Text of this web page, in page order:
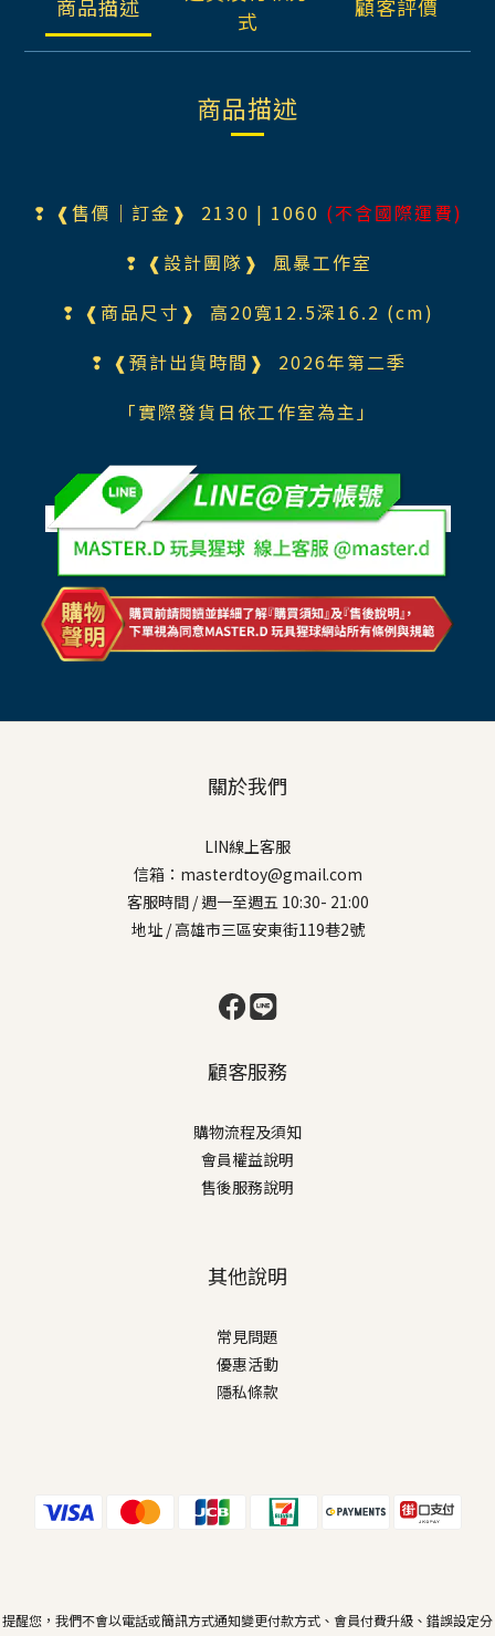
商品描述
式
顧客評價
商品描述
❢ ❰售價｜訂金❱ 2130 | 1060 (不含國際運費)
❢ ❰設計團隊❱ 風暴工作室
❢ ❰商品尺寸❱ 高20寬12.5深16.2 (cm)
❢ ❰預計出貨時間❱ 2026年第二季
「實際發貨日依工作室為主」
關於我們
LIN線上客服
信箱：masterdtoy@gmail.com
客服時間 / 週一至週五 10:30- 21:00
地址 / 高雄市三區安東街119巷2號
顧客服務
購物流程及須知
會員權益說明
售後服務說明
其他說明
常見問題
優惠活動
隱私條款
提醒您，我們不會以電話或簡訊方式通知變更付款方式、會員付費升級、錯誤設定分